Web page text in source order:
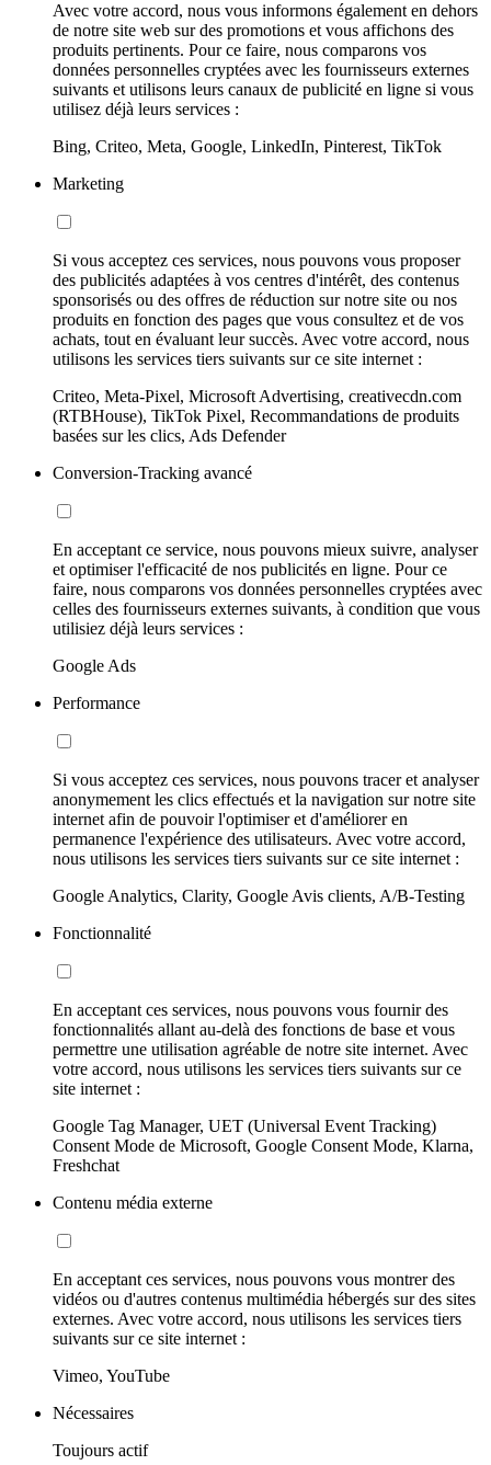
Avec votre accord, nous vous informons également en dehors
de notre site web sur des promotions et vous affichons des
produits pertinents. Pour ce faire, nous comparons vos
données personnelles cryptées avec les fournisseurs externes
suivants et utilisons leurs canaux de publicité en ligne si vous
utilisez déjà leurs services :
Bing, Criteo, Meta, Google, LinkedIn, Pinterest, TikTok
Marketing
Si vous acceptez ces services, nous pouvons vous proposer
des publicités adaptées à vos centres d'intérêt, des contenus
sponsorisés ou des offres de réduction sur notre site ou nos
produits en fonction des pages que vous consultez et de vos
achats, tout en évaluant leur succès. Avec votre accord, nous
utilisons les services tiers suivants sur ce site internet :
Criteo, Meta-Pixel, Microsoft Advertising, creativecdn.com
(RTBHouse), TikTok Pixel, Recommandations de produits
basées sur les clics, Ads Defender
Conversion-Tracking avancé
En acceptant ce service, nous pouvons mieux suivre, analyser
et optimiser l'efficacité de nos publicités en ligne. Pour ce
faire, nous comparons vos données personnelles cryptées avec
celles des fournisseurs externes suivants, à condition que vous
utilisiez déjà leurs services :
Google Ads
Performance
Si vous acceptez ces services, nous pouvons tracer et analyser
anonymement les clics effectués et la navigation sur notre site
internet afin de pouvoir l'optimiser et d'améliorer en
permanence l'expérience des utilisateurs. Avec votre accord,
nous utilisons les services tiers suivants sur ce site internet :
Google Analytics, Clarity, Google Avis clients, A/B-Testing
Fonctionnalité
En acceptant ces services, nous pouvons vous fournir des
fonctionnalités allant au-delà des fonctions de base et vous
permettre une utilisation agréable de notre site internet. Avec
votre accord, nous utilisons les services tiers suivants sur ce
site internet :
Google Tag Manager, UET (Universal Event Tracking)
Consent Mode de Microsoft, Google Consent Mode, Klarna,
Freshchat
Contenu média externe
En acceptant ces services, nous pouvons vous montrer des
vidéos ou d'autres contenus multimédia hébergés sur des sites
externes. Avec votre accord, nous utilisons les services tiers
suivants sur ce site internet :
Vimeo, YouTube
Nécessaires
Toujours actif